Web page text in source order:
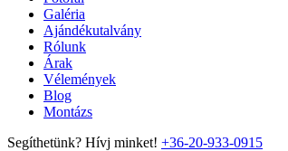
Galéria
Ajándékutalvány
Rólunk
Árak
Vélemények
Blog
Montázs
Segíthetünk? Hívj minket! +36-20-933-0915